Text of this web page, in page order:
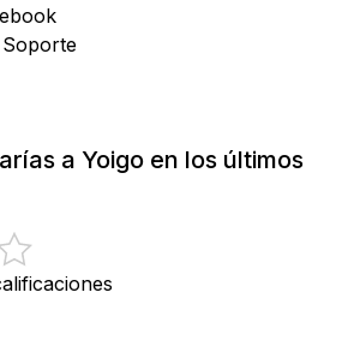
Soporte
a Yoigo en los últimos